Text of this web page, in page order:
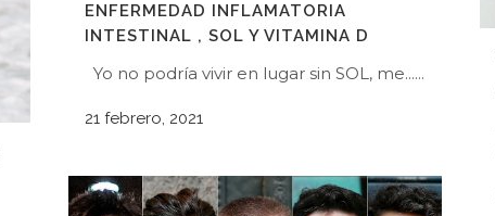
ENFERMEDAD INFLAMATORIA
INTESTINAL , SOL Y VITAMINA D
Yo no podría vivir en lugar sin SOL, me......
21 febrero, 2021